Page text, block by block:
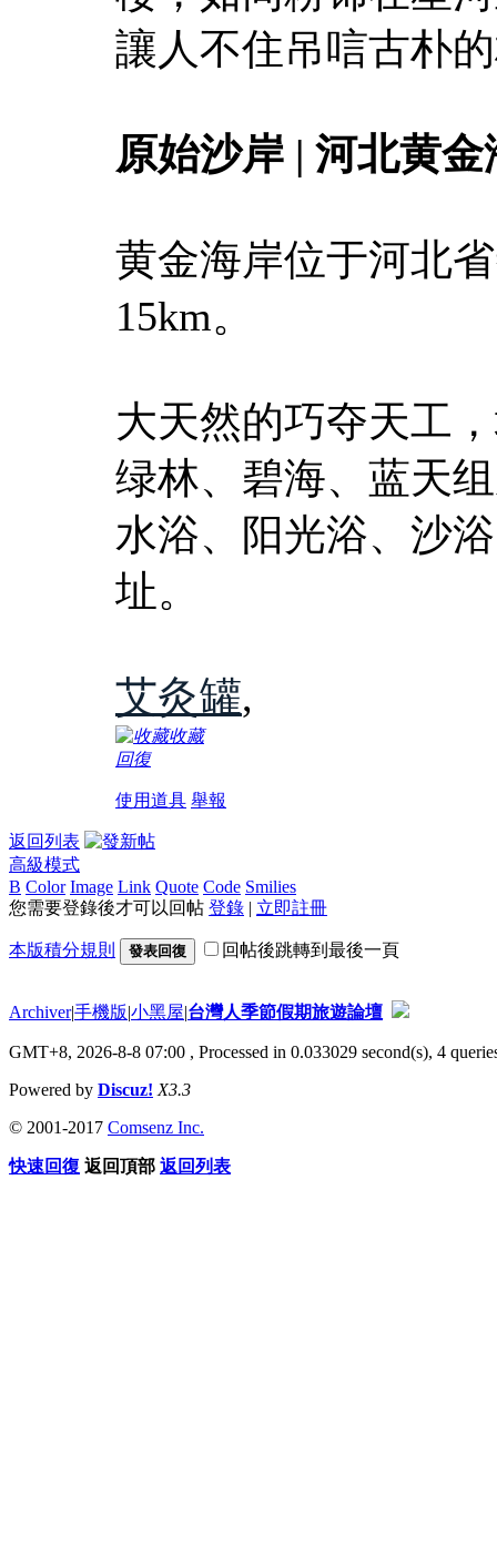
讓人不住吊唁古朴
原始沙岸 | 河北黄金
黄金海岸位于河北
15km。
大天然的巧夺天工
绿林、碧海、蓝天
水浴、阳光浴、沙
址。
艾灸罐,
收藏
回復
使用道具 舉報
返回列表
高級模式
B Color Image Link Quote Code Smilies
您需要登錄後才可以回帖 登錄 | 立即註冊
本版積分規則 發表回復 回帖後跳轉到最後一頁
Archiver|手機版|小黑屋|台灣人季節假期旅遊論壇
GMT+8, 2026-8-8 07:00 , Processed in 0.033029 second(s), 4
Powered by Discuz! X3.3
© 2001-2017 Comsenz Inc.
快速回復 返回頂部 返回列表